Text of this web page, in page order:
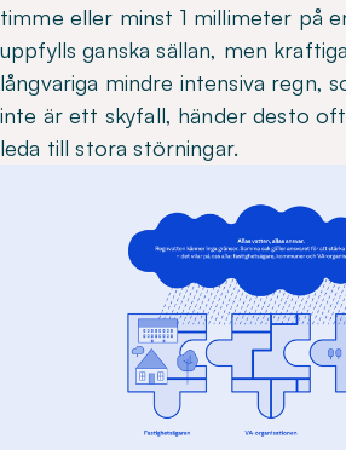
timme eller minst 1 millimeter på
uppfylls ganska sällan, men
långvariga mindre intensiva regn,
inte är ett skyfall, händer desto
leda till stora störningar.